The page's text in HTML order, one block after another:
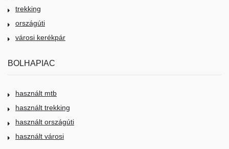
trekking
országúti
városi kerékpár
BOLHAPIAC
használt mtb
használt trekking
használt országúti
használt városi